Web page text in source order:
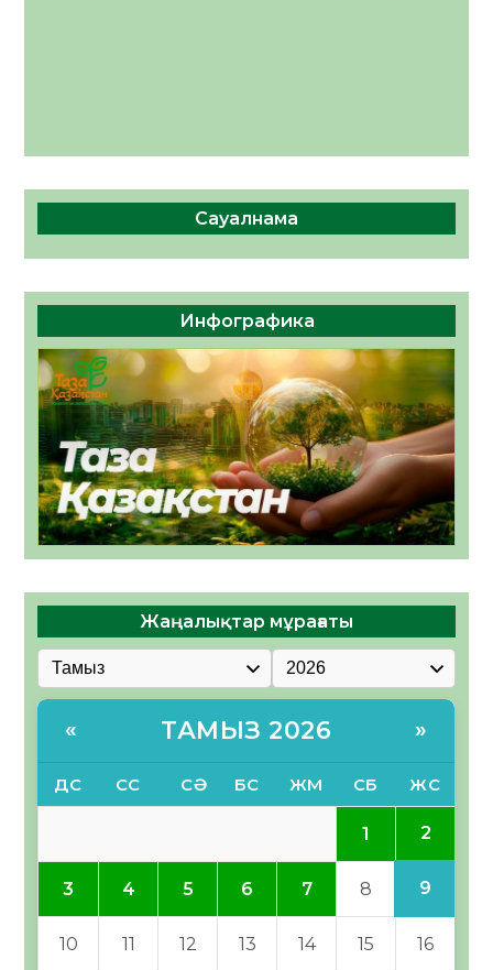
Сауалнама
Инфографика
Жаңалықтар мұрағаты
« ТАМЫЗ 2026 »
ДС СС СӘ БС ЖМ СБ ЖС
1 2
3 4 5 6 7 8 9
10 11 12 13 14 15 16